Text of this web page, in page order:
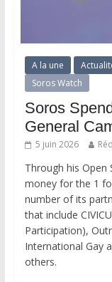
A la une
Soros Watch
Soros
General
5 juin 2026
Through his Open
money for the 1
number of its
that include
Participation),
International Gay
others.